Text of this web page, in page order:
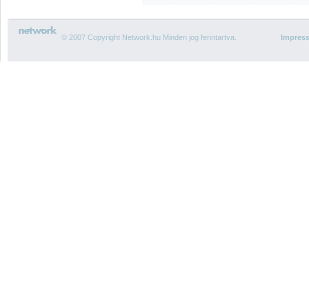
© 2007 Copyright Network.hu Minden jog fenntartva.